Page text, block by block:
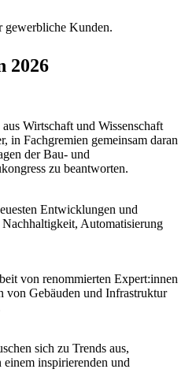
gewerbliche Kunden.
2026
Wirtschaft und Wissenschaft
in Fachgremien gemeinsam daran
der Bau- und
zu beantworten.
Entwicklungen und
Automatisierung
von renommierten Expert:innen
von Gebäuden und Infrastruktur
sich zu Trends aus,
inspirierenden und